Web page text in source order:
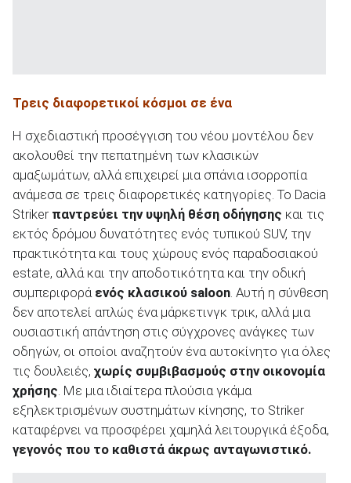
Τρεις διαφορετικοί κόσμοι σε ένα
Η σχεδιαστική προσέγγιση του νέου μοντέλου δεν
ακολουθεί την πεπατημένη των κλασικών
αμαξωμάτων, αλλά επιχειρεί μια σπάνια ισορροπία
ανάμεσα σε τρεις διαφορετικές κατηγορίες. Το Dacia
Striker παντρεύει την υψηλή θέση οδήγησης και τις
εκτός δρόμου δυνατότητες ενός τυπικού SUV, την
πρακτικότητα και τους χώρους ενός παραδοσιακού
estate, αλλά και την αποδοτικότητα και την οδική
συμπεριφορά ενός κλασικού saloon . Αυτή η σύνθεση
δεν αποτελεί απλώς ένα μάρκετινγκ τρικ, αλλά μια
ουσιαστική απάντηση στις σύγχρονες ανάγκες των
οδηγών, οι οποίοι αναζητούν ένα αυτοκίνητο για όλες
τις δουλειές, χωρίς συμβιβασμούς στην οικονομία
χρήσης . Με μια ιδιαίτερα πλούσια γκάμα
εξηλεκτρισμένων συστημάτων κίνησης, το Striker
καταφέρνει να προσφέρει χαμηλά λειτουργικά έξοδα,
γεγονός που το καθιστά άκρως ανταγωνιστικό.